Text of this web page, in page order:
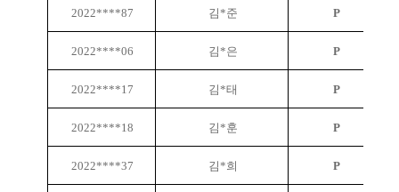
2022****87 김*준 P
2022****06 김*은 P
2022****17 김*태 P
2022****18 김*훈 P
2022****37 김*희 P